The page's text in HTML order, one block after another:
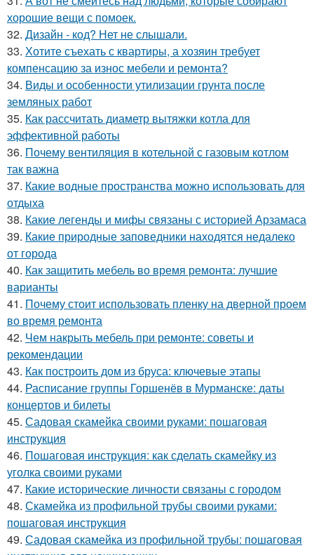
хорошие вещи с помоек.
32. Дизайн - код? Нет не слышали.
33. Хотите съехать с квартиры, а хозяин требует
компенсацию за износ мебели и ремонта?
34. Виды и особенности утилизации грунта после
земляных работ
35. Как рассчитать диаметр вытяжки котла для
эффективной работы
36. Почему вентиляция в котельной с газовым котлом
так важна
37. Какие водные пространства можно использовать для
отдыха
38. Какие легенды и мифы связаны с историей Арзамаса
39. Какие природные заповедники находятся недалеко
от города
40. Как защитить мебель во время ремонта: лучшие
варианты
41. Почему стоит использовать пленку на дверной проем
во время ремонта
42. Чем накрыть мебель при ремонте: советы и
рекомендации
43. Как построить дом из бруса: ключевые этапы
44. Расписание группы Горшенёв в Мурманске: даты
концертов и билеты
45. Садовая скамейка своими руками: пошаговая
инструкция
46. Пошаговая инструкция: как сделать скамейку из
уголка своими руками
47. Какие исторические личности связаны с городом
48. Скамейка из профильной трубы своими руками:
пошаговая инструкция
49. Садовая скамейка из профильной трубы: пошаговая